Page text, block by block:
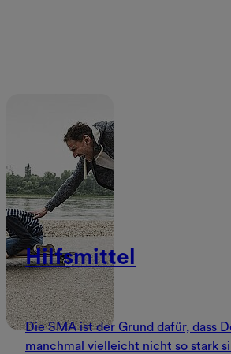
Hilfsmittel
Die SMA ist der Grund dafür, dass
manchmal vielleicht nicht so stark